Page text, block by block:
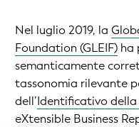
Nel luglio 2019, la
Foundation (GLEIF) ha
semanticamente
tassonomia rilevante
dell’Identificativo della
eXtensible Business